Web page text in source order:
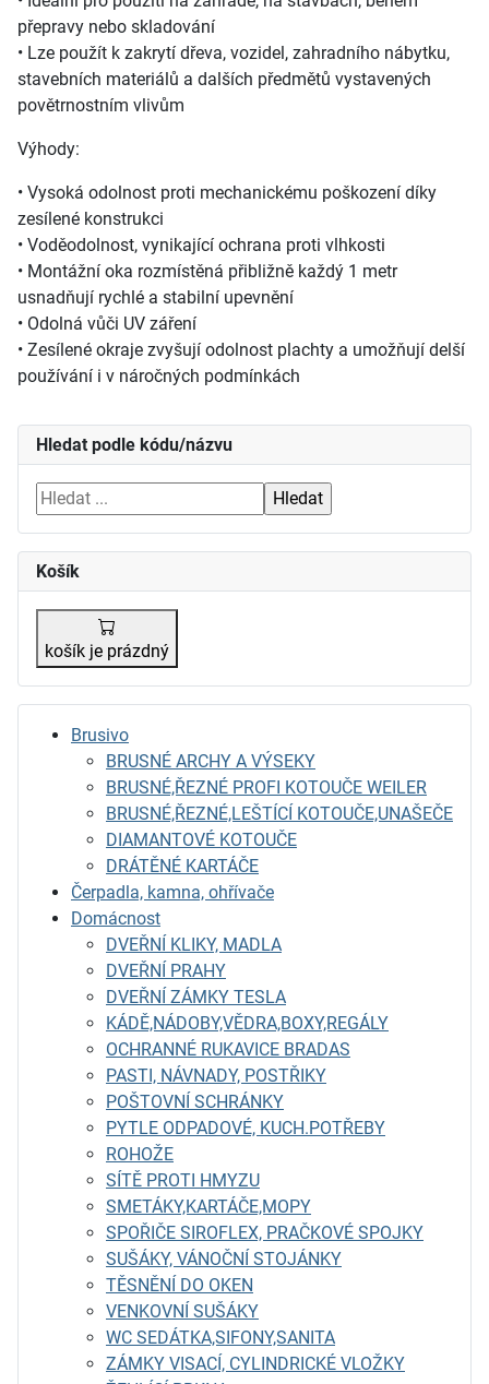
Hledat podle kódu/názvu
Košík
košík je prázdný
Brusivo
BRUSNÉ ARCHY A VÝSEKY
BRUSNÉ,ŘEZNÉ PROFI KOTOUČE WEILER
BRUSNÉ,ŘEZNÉ,LEŠTÍCÍ KOTOUČE,UNAŠEČE
DIAMANTOVÉ KOTOUČE
DRÁTĚNÉ KARTÁČE
Čerpadla, kamna, ohřívače
Domácnost
DVEŘNÍ KLIKY, MADLA
DVEŘNÍ PRAHY
DVEŘNÍ ZÁMKY TESLA
KÁDĚ,NÁDOBY,VĚDRA,BOXY,REGÁLY
OCHRANNÉ RUKAVICE BRADAS
PASTI, NÁVNADY, POSTŘIKY
POŠTOVNÍ SCHRÁNKY
PYTLE ODPADOVÉ, KUCH.POTŘEBY
ROHOŽE
SÍTĚ PROTI HMYZU
SMETÁKY,KARTÁČE,MOPY
SPOŘIČE SIROFLEX, PRAČKOVÉ SPOJKY
SUŠÁKY, VÁNOČNÍ STOJÁNKY
TĚSNĚNÍ DO OKEN
VENKOVNÍ SUŠÁKY
WC SEDÁTKA,SIFONY,SANITA
ZÁMKY VISACÍ, CYLINDRICKÉ VLOŽKY
přepravy nebo skladování
• Lze použít k zakrytí dřeva, vozidel, zahradního nábytku,
stavebních materiálů a dalších předmětů vystavených
povětrnostním vlivům
Výhody:
• Vysoká odolnost proti mechanickému poškození díky
zesílené konstrukci
• Voděodolnost, vynikající ochrana proti vlhkosti
• Montážní oka rozmístěná přibližně každý 1 metr
usnadňují rychlé a stabilní upevnění
• Odolná vůči UV záření
• Zesílené okraje zvyšují odolnost plachty a umožňují delší
používání i v náročných podmínkách